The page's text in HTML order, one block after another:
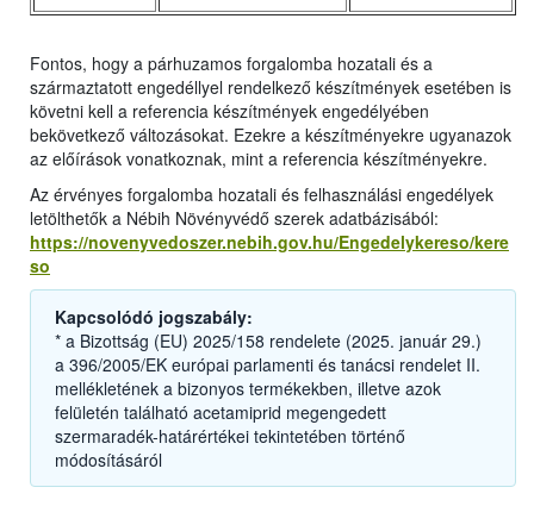
Fontos, hogy a párhuzamos forgalomba hozatali és a
származtatott engedéllyel rendelkező készítmények esetében is
követni kell a referencia készítmények engedélyében
bekövetkező változásokat. Ezekre a készítményekre ugyanazok
az előírások vonatkoznak, mint a referencia készítményekre.
Az érvényes forgalomba hozatali és felhasználási engedélyek
letölthetők a Nébih Növényvédő szerek adatbázisából:
https://novenyvedoszer.nebih.gov.hu/Engedelykereso/kere
so
Kapcsolódó jogszabály:
* a Bizottság (EU) 2025/158 rendelete (2025. január 29.)
a 396/2005/EK európai parlamenti és tanácsi rendelet II.
mellékletének a bizonyos termékekben, illetve azok
felületén található acetamiprid megengedett
szermaradék-határértékei tekintetében történő
módosításáról